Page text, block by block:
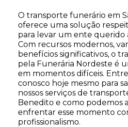
O transporte funerário em
oferece uma solução
para levar um ente querido
Com recursos modernos,
benefícios significativos, o
pela Funerária Nordeste é
em momentos difíceis.
conosco hoje mesmo para
nossos serviços de
Benedito e como podemos
enfrentar esse momento
profissionalismo.